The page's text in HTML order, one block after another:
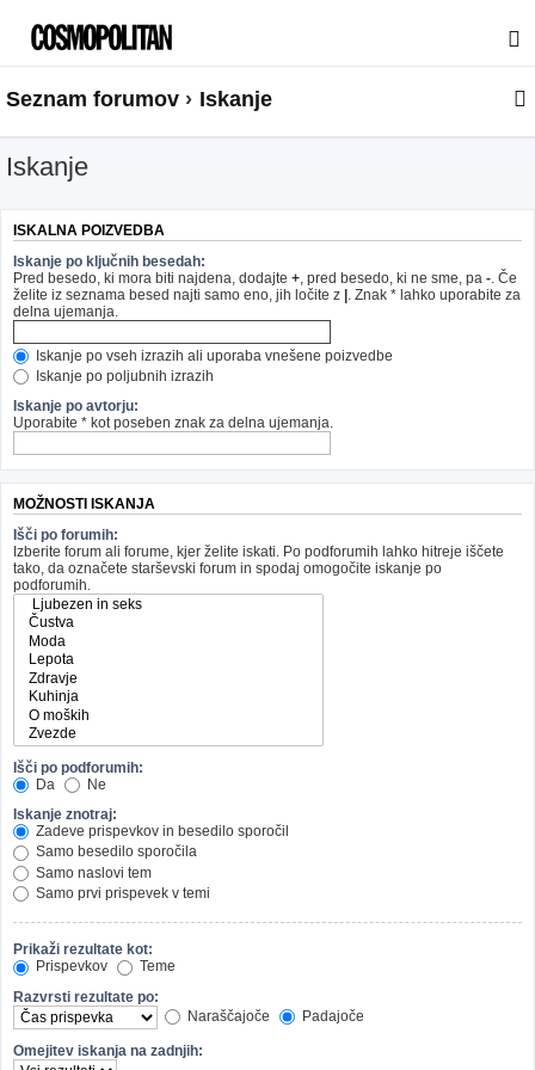
Seznam forumov Iskanje
Iskanje
ISKALNA POIZVEDBA
Iskanje po ključnih besedah:
Pred besedo, ki mora biti najdena, dodajte + , pred besedo, ki ne sme, pa - . Če
želite iz seznama besed najti samo eno, jih ločite z | . Znak * lahko uporabite za
delna ujemanja.
Iskanje po vseh izrazih ali uporaba vnešene poizvedbe
Iskanje po poljubnih izrazih
Iskanje po avtorju:
Uporabite * kot poseben znak za delna ujemanja.
MOŽNOSTI ISKANJA
Išči po forumih:
Izberite forum ali forume, kjer želite iskati. Po podforumih lahko hitreje iščete
tako, da označete starševski forum in spodaj omogočite iskanje po
podforumih.
Išči po podforumih:
Da
Ne
Iskanje znotraj:
Zadeve prispevkov in besedilo sporočil
Samo besedilo sporočila
Samo naslovi tem
Samo prvi prispevek v temi
Prikaži rezultate kot:
Prispevkov
Teme
Razvrsti rezultate po:
Naraščajoče
Padajoče
Omejitev iskanja na zadnjih: